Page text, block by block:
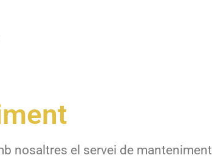
nosaltres el servei de manteniment